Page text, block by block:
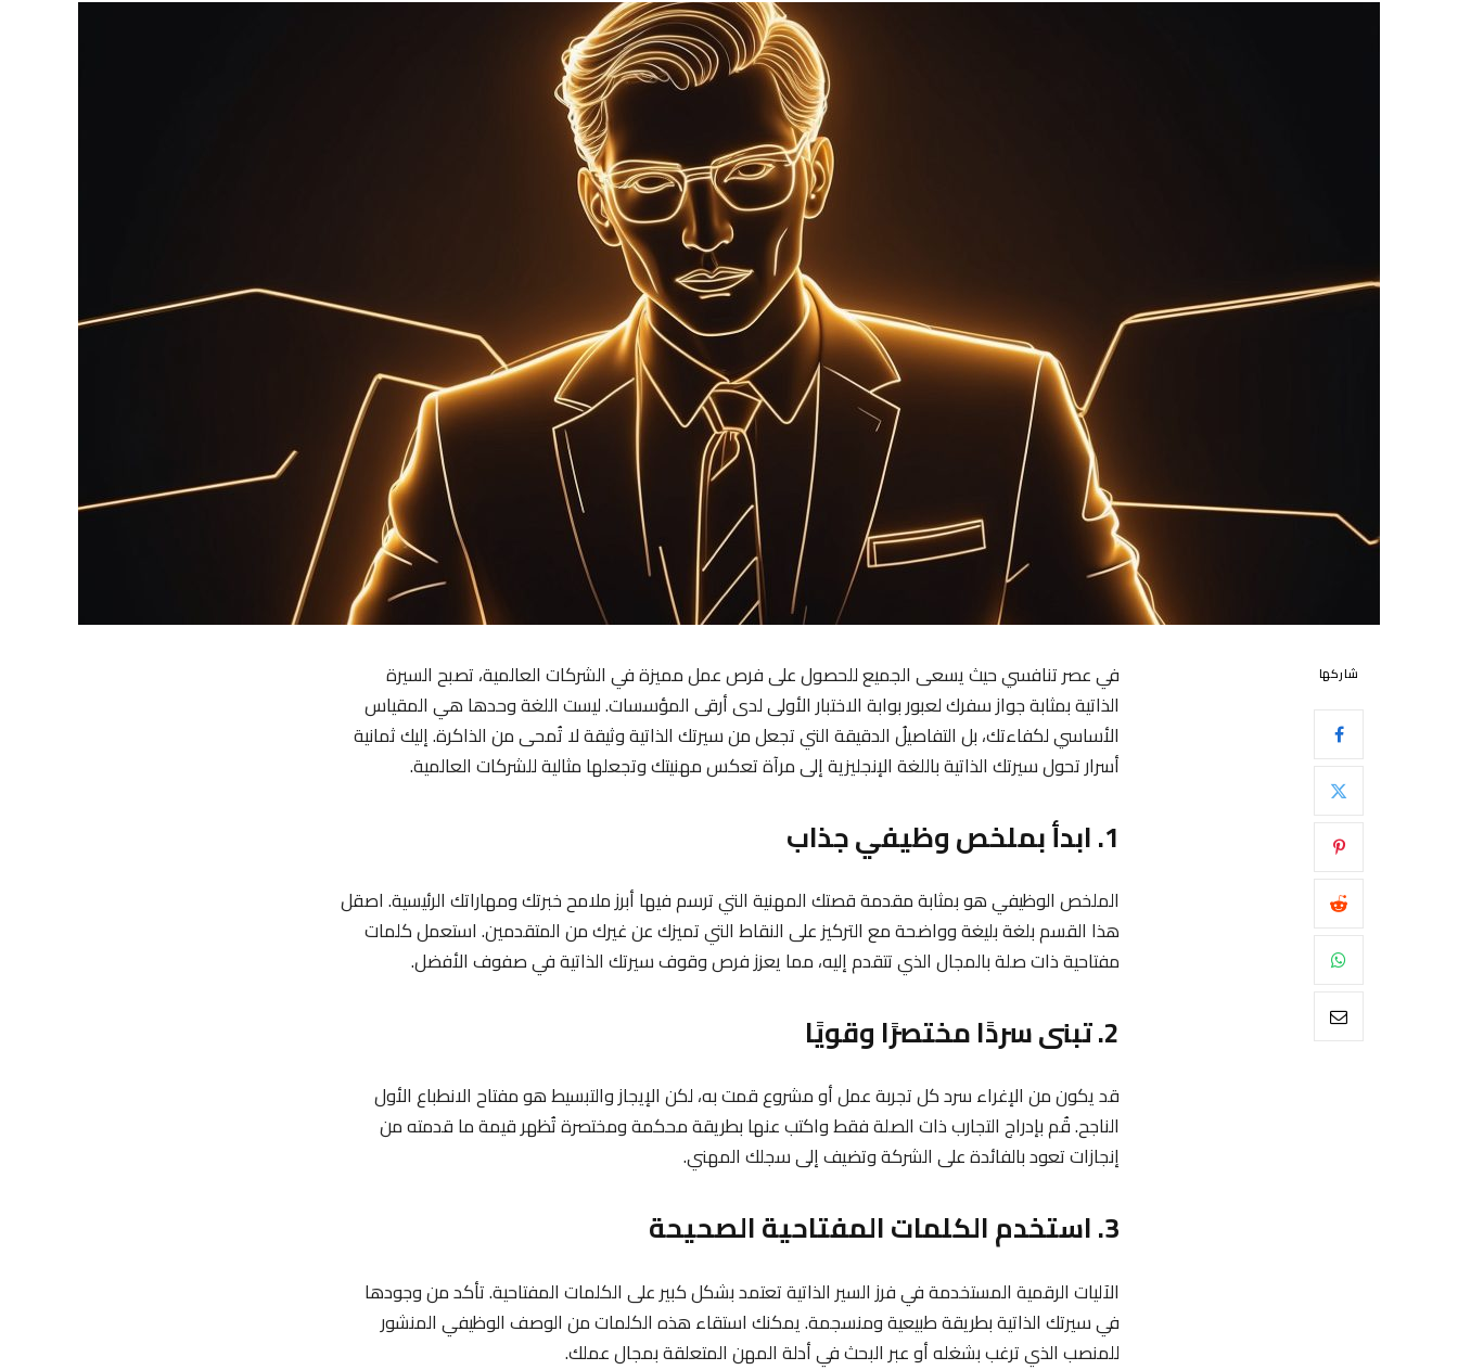
شاركها
في عصر تنافسي حيث يسعى الجميع للحصول على فرص عمل مميزة في الشركات العالمية، تصبح السيرة
الذاتية بمثابة جواز سفرك لعبور بوابة الاختبار الأولى لدى أرقى المؤسسات. ليست اللغة وحدها هي المقياس
الأساسي لكفاءتك، بل التفاصيلُ الدقيقة التي تجعل من سيرتك الذاتية وثيقة لا تُمحى من الذاكرة. إليك ثمانية
أسرار تحول سيرتك الذاتية باللغة الإنجليزية إلى مرآة تعكس مهنيتك وتجعلها مثالية للشركات العالمية.
1. ابدأ بملخص وظيفي جذاب
الملخص الوظيفي هو بمثابة مقدمة قصتك المهنية التي ترسم فيها أبرز ملامح خبرتك ومهاراتك الرئيسية. اصقل
هذا القسم بلغة بليغة وواضحة مع التركيز على النقاط التي تميزك عن غيرك من المتقدمين. استعمل كلمات
مفتاحية ذات صلة بالمجال الذي تتقدم إليه، مما يعزز فرص وقوف سيرتك الذاتية في صفوف الأفضل.
2. تبنى سردًا مختصرًا وقويًا
قد يكون من الإغراء سرد كل تجربة عمل أو مشروع قمت به، لكن الإيجاز والتبسيط هو مفتاح الانطباع الأول
الناجح. قُم بإدراج التجارب ذات الصلة فقط واكتب عنها بطريقة محكمة ومختصرة تُظهر قيمة ما قدمته من
إنجازات تعود بالفائدة على الشركة وتضيف إلى سجلك المهني.
3. استخدم الكلمات المفتاحية الصحيحة
الآليات الرقمية المستخدمة في فرز السير الذاتية تعتمد بشكل كبير على الكلمات المفتاحية. تأكد من وجودها
في سيرتك الذاتية بطريقة طبيعية ومنسجمة. يمكنك استقاء هذه الكلمات من الوصف الوظيفي المنشور
للمنصب الذي ترغب بشغله أو عبر البحث في أدلة المهن المتعلقة بمجال عملك.